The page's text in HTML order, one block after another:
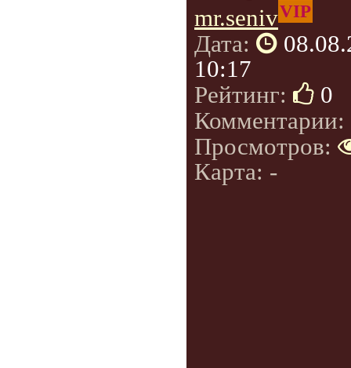
mr.senivVIP
Дата:
10:17
Рейтинг:
0
Комментарии:
Просмотров:
Карта: -